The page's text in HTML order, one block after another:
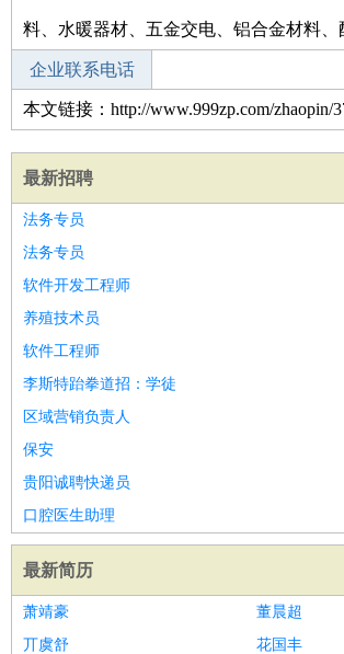
料、水暖器材、五金交电、铝合金材料、
企业联系电话
本文链接：http://www.999zp.com/zhaopin/
最新招聘
法务专员
法务专员
软件开发工程师
养殖技术员
软件工程师
李斯特跆拳道招：学徒
区域营销负责人
保安
贵阳诚聘快递员
口腔医生助理
最新简历
萧靖豪
董晨超
丌虞舒
花国丰